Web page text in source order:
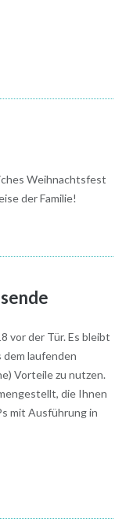
Weihnachtsfest
der Familie!
vor der Tür. Es bleibt
laufenden
Vorteile zu nutzen.
die Ihnen
mit Ausführung in